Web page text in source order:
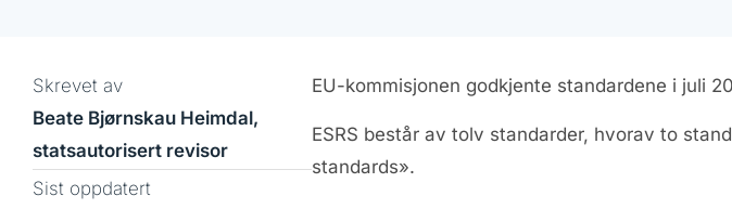
Skrevet av
Beate Bjørnskau Heimdal,
statsautorisert revisor
Sist oppdatert
EU-kommisjonen godkjente standardene i juli
ESRS består av tolv standarder, hvorav to
standards».